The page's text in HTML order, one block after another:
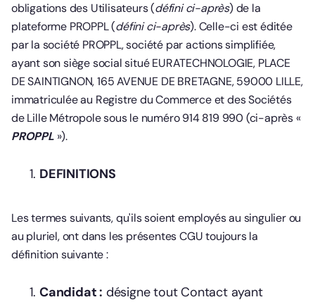
obligations des Utilisateurs (défini ci-après) de la
plateforme PROPPL (défini ci-après). Celle-ci est éditée
par la société PROPPL, société par actions simplifiée,
ayant son siège social situé EURATECHNOLOGIE, PLACE
DE SAINTIGNON, 165 AVENUE DE BRETAGNE, 59000 LILLE,
immatriculée au Registre du Commerce et des Sociétés
de Lille Métropole sous le numéro 914 819 990 (ci-après «
PROPPL»).
DEFINITIONS
Les termes suivants, qu'ils soient employés au singulier ou
au pluriel, ont dans les présentes CGU toujours la
définition suivante :
Candidat : désigne tout Contact ayant